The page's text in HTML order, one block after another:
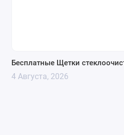
Бесплатные Щетки
4 Августа, 2026